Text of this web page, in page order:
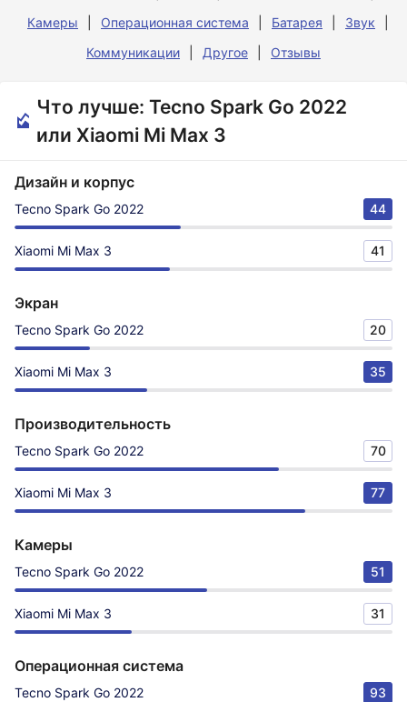
Камеры
Операционная система Батарея
Звук
Коммуникации
Другое Отзывы
Что лучше: Tecno Spark Go 2022
или Xiaomi Mi Max 3
Дизайн и корпус
Tecno Spark Go 2022 44
Xiaomi Mi Max 3 41
Экран
Tecno Spark Go 2022 20
Xiaomi Mi Max 3 35
Производительность
Tecno Spark Go 2022 70
Xiaomi Mi Max 3 77
Камеры
Tecno Spark Go 2022 51
Xiaomi Mi Max 3 31
Операционная система
Tecno Spark Go 2022 93